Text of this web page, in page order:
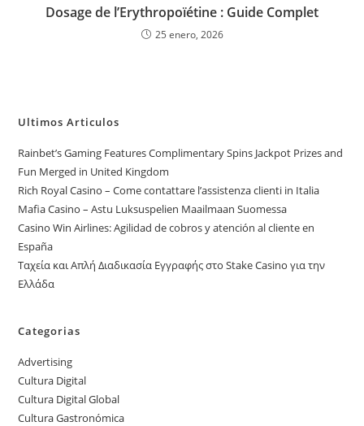
Dosage de l’Erythropoïétine : Guide Complet
25 enero, 2026
Ultimos Articulos
Rainbet’s Gaming Features Complimentary Spins Jackpot Prizes and
Fun Merged in United Kingdom
Rich Royal Casino – Come contattare l’assistenza clienti in Italia
Mafia Casino – Astu Luksuspelien Maailmaan Suomessa
Casino Win Airlines: Agilidad de cobros y atención al cliente en
España
Ταχεία και Απλή Διαδικασία Εγγραφής στο Stake Casino για την
Ελλάδα
Categorias
Advertising
Cultura Digital
Cultura Digital Global
Cultura Gastronómica